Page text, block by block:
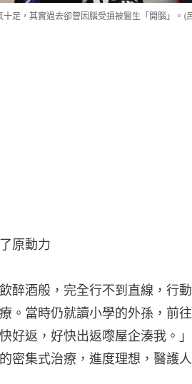
足，其實過去卻曾因腦受損被醫生「開腦」。(
原動力
醉酒般，完全行不到直線，行
。當時仍就讀小學的外孫，前
好返，好快出返嚟屋企湊我。
密集式治療，進度理想，醫護